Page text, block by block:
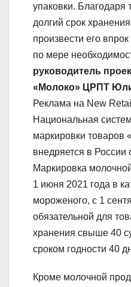
упаковки. Благодаря
долгий срок
произвести его
по мере
руководитель
«Молоко» ЦРПТ
Реклама на New
Национальная
маркировки товаров
внедряется в России
Маркировка
1 июня 2021 года в
мороженого, с 1
обязательной для
хранения свыше 40
сроком годности 40
Кроме молочной